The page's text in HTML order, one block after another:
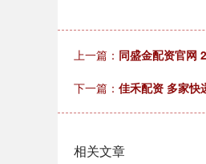
上一篇： 同盛金配资官网
下一篇： 佳禾配资 多家快
相关文章